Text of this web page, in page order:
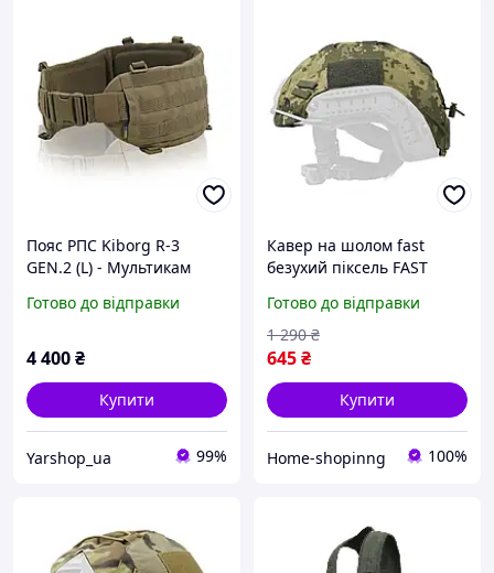
Пояс РПС Kiborg R-3
GEN.2 (L) - Мультикам
Готово до відправки
4 400₴
Купити
Yarshop_ua 99%
Кавер на шолом fast
безухий піксель FAST
шолом fast мм-14
маскувальний
Готово до відправки
645₴
1 290 ₴
Купити
Home-shopinng 100%